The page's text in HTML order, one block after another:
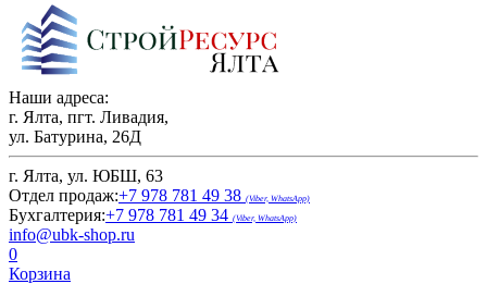
Наши адреса:
г. Ялта, пгт. Ливадия,
ул. Батурина, 26Д
г. Ялта, ул. ЮБШ, 63
Отдел продаж:+7 978 781 49 38 (Viber, WhatsApp)
Бухгалтерия:+7 978 781 49 34 (Viber, WhatsApp)
info@ubk-shop.ru
0
Корзина